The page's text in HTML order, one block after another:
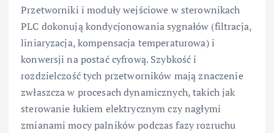
Przetworniki i moduły wejściowe w sterownikach
PLC dokonują kondycjonowania sygnałów (filtracja,
liniaryzacja, kompensacja temperaturowa) i
konwersji na postać cyfrową. Szybkość i
rozdzielczość tych przetworników mają znaczenie
zwłaszcza w procesach dynamicznych, takich jak
sterowanie łukiem elektrycznym czy nagłymi
zmianami mocy palników podczas fazy rozruchu